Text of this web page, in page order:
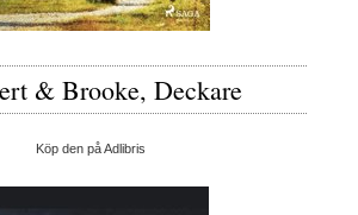
& Brooke, Deckare
Köp den på Adlibris